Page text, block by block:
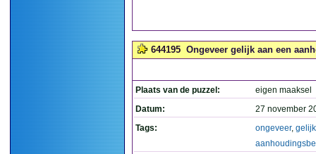
644195 Ongeveer gelijk aan een
Plaats van de puzzel:
eigen maaksel
Datum:
27 november
Tags:
ongeveer, gelijk